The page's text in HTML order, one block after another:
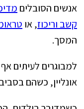
אנשים הסובלים
קשב וריכוז, או
המסך.
למבוגרים לעיתים
אונליין, כשהם